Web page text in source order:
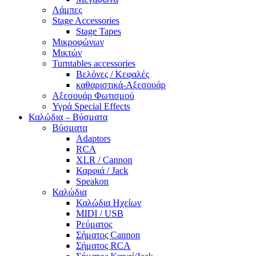
Λάμπες
Stage Accessories
Stage Tapes
Μικροφώνων
Μικτών
Turntables accessories
Βελόνες / Κεφαλές
καθαριστικά-Αξεσουάρ
Αξεσουάρ Φωτισμού
Υγρά Special Effects
Καλώδια – Βύσματα
Βύσματα
Adaptors
RCA
XLR / Cannon
Καρφιά / Jack
Speakon
Καλώδια
Καλώδια Ηχείων
MIDI / USB
Ρεύματος
Σήματος Cannon
Σήματος RCA